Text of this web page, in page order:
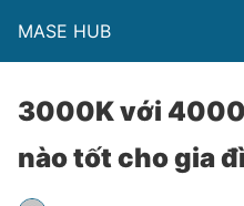
MASE HUB
3000K với
nào tốt cho gia